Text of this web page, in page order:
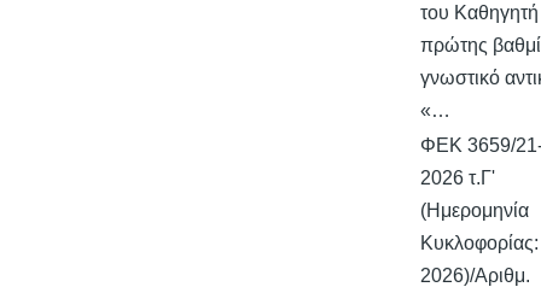
του Καθηγητή
πρώτης
γνωστικό
«…
ΦΕΚ 3659/
2026 τ.Γ'
(Ημερομηνία
2026)/Αριθμ.